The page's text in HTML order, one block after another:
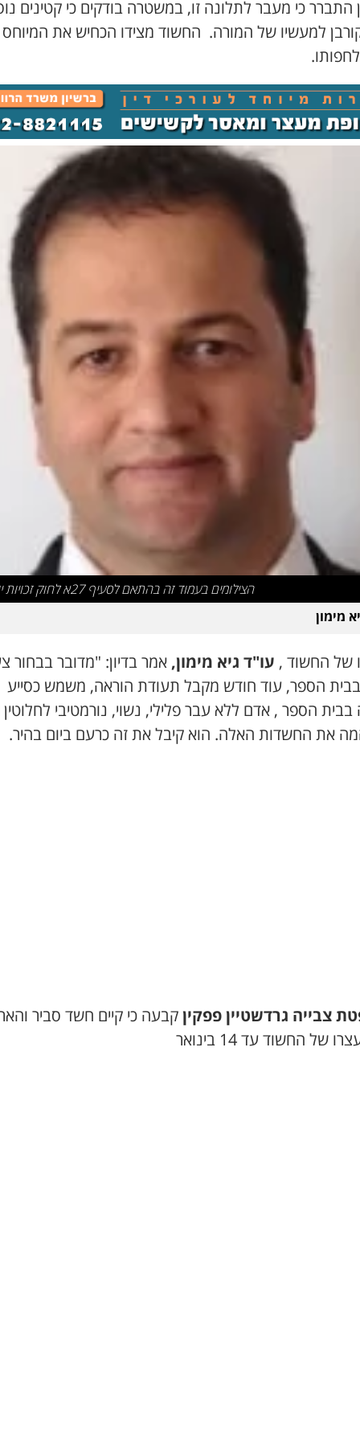
התברר כי מעבר לתלונה זו, במשטרה בודקים כי קטינים
למעשיו של המורה. החשוד מצידו הכחיש את המיוחס
הצילומים בעמוד זה בהתאם לסעיף 27א לחוק זכויות יוצרים
מימון
של החשוד , עו"ד גיא מימון, אמר בדיון: "מדובר בבחור
הספר, עוד חודש מקבל תעודת הוראה, משמש כסייע
בבית הספר , אדם ללא עבר פלילי, נשוי, נורמטיבי לחלוטין
את החשדות האלה. הוא קיבל את זה כרעם ביום בהיר.
צבייה גרדשטיין פפקיןקבעה כי קיים חשד סביר
של החשוד עד 14 בינואר